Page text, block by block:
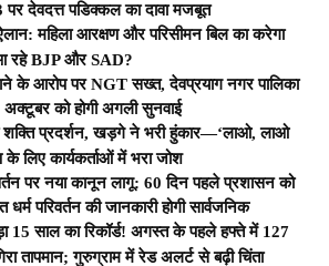
पर देवदत्त पडिक्कल का दावा मजबूत
महिला आरक्षण और परिसीमन बिल का करेगा
रहे BJP और SAD?
के आरोप पर NGT सख्त, देवप्रयाग नगर पालिका
अक्टूबर को होगी अगली सुनवाई
शक्ति प्रदर्शन, खड़गे ने भरी हुंकार—‘लाओ, लाओ
लिए कार्यकर्ताओं में भरा जोश
पर नया कानून लागू: 60 दिन पहले प्रशासन को
धर्म परिवर्तन की जानकारी होगी सार्वजनिक
15 साल का रिकॉर्ड! अगस्त के पहले हफ्ते में 127
तापमान; गुरुग्राम में रेड अलर्ट से बढ़ी चिंता